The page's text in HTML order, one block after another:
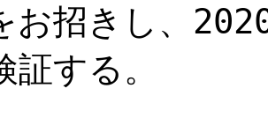
お招きし、
証する。